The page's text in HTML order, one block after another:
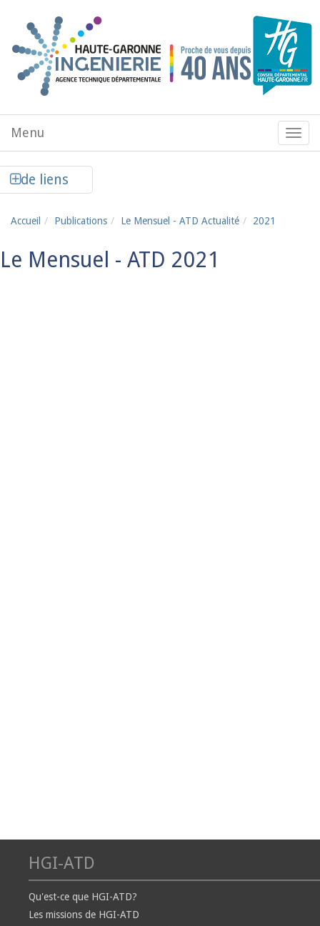
Menu
de
Menu
de liens
Accueil Publications Le Mensuel - ATD Actualité 2021
Le Mensuel - ATD 2021
HGI-ATD
Qu'est-ce que HGI-ATD?
Les missions de HGI-ATD